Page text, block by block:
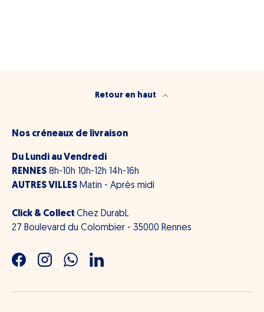
Retour en haut
Nos créneaux de livraison
Du Lundi au Vendredi
RENNES 8h-10h 10h-12h 14h-16h
AUTRES VILLES Matin - Après midi
Click & Collect Chez DurabL
27 Boulevard du Colombier - 35000 Rennes
FacebookInstagramWhatsAppLinkedIn